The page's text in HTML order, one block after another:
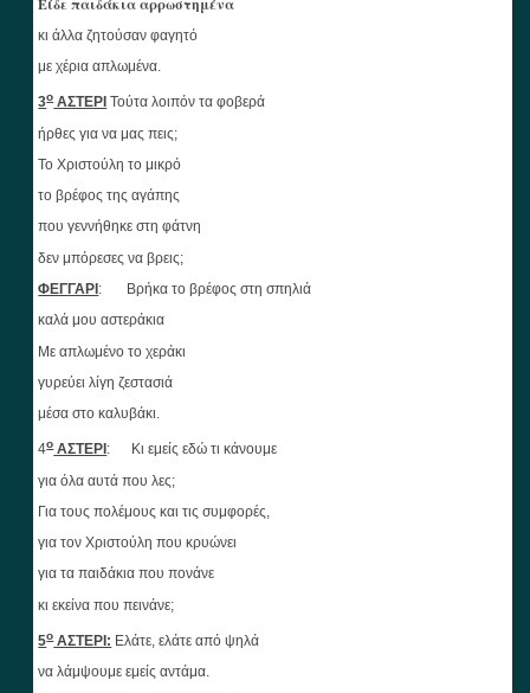
κι άλλα ζητούσαν φαγητό
με χέρια απλωμένα.
3οΑΣΤΕΡΙ Τούτα λοιπόν τα φοβερά
ήρθες για να μας πεις;
Το Χριστούλη το μικρό
το βρέφος της αγάπης
που γεννήθηκε στη φάτνη
δεν μπόρεσες να βρεις;
ΦΕΓΓΑΡΙ : Βρήκα το βρέφος στη σπηλιά
καλά μου αστεράκια
Με απλωμένο το χεράκι
γυρεύει λίγη ζεστασιά
μέσα στο καλυβάκι.
4οΑΣΤΕΡΙ : Κι εμείς εδώ τι κάνουμε
για όλα αυτά που λες;
Για τους πολέμους και τις συμφορές,
για τον Χριστούλη που κρυώνει
για τα παιδάκια που πονάνε
κι εκείνα που πεινάνε;
5οΑΣΤΕΡΙ: Ελάτε, ελάτε από ψηλά
να λάμψουμε εμείς αντάμα.